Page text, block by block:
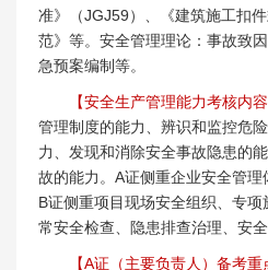
准》（JGJ59）、《建筑施工扣
范》等。安全管理理论：事故致
急预案编制等。
【安全生产管理能力考核内容
管理制度的能力、辨识和监控危
力、发现和消除安全事故隐患的
故的能力。A证侧重企业安全管理
B证侧重项目现场安全组织、专
常安全检查、隐患排查治理、安全
【A证（主要负责人）备考重